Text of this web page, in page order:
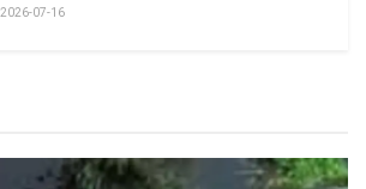
2026-07-16